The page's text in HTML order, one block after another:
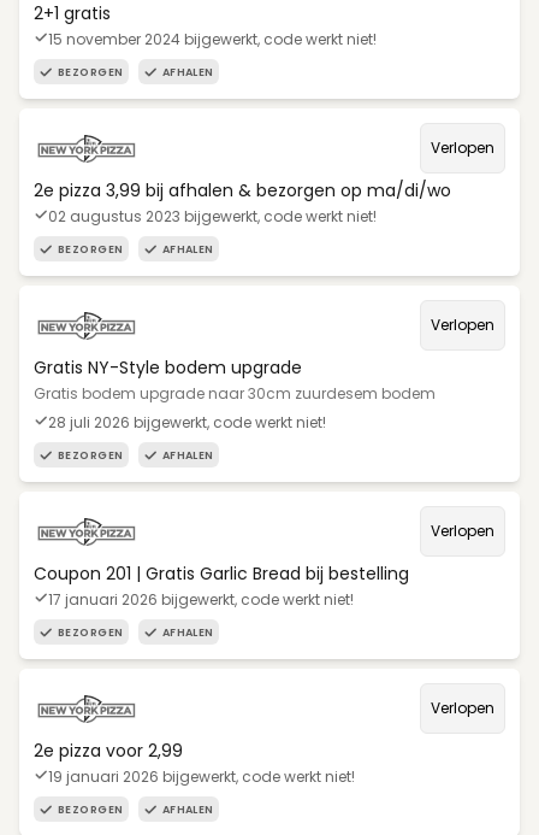
2+1 gratis
15 november 2024 bijgewerkt, code werkt niet!
BEZORGEN AFHALEN
Verlopen
2e pizza 3,99 bij afhalen & bezorgen op ma/di/wo
02 augustus 2023 bijgewerkt, code werkt niet!
BEZORGEN AFHALEN
Verlopen
Gratis NY-Style bodem upgrade
Gratis bodem upgrade naar 30cm zuurdesem bodem
28 juli 2026 bijgewerkt, code werkt niet!
BEZORGEN AFHALEN
Verlopen
Coupon 201 | Gratis Garlic Bread bij bestelling
17 januari 2026 bijgewerkt, code werkt niet!
BEZORGEN AFHALEN
Verlopen
2e pizza voor 2,99
19 januari 2026 bijgewerkt, code werkt niet!
BEZORGEN AFHALEN